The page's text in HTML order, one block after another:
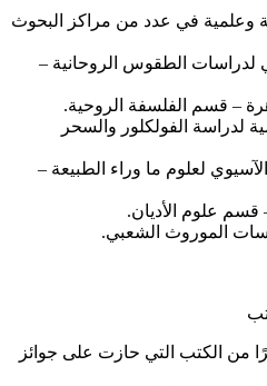
وعلمية في عدد من مراكز البحوث
الطقوس الروحانية –
– قسم الفلسفة الروحية.
لدراسة الفولكلور والسحر
لعلوم ما وراء الطبيعة –
قسم علوم الأديان.
الموروث الشعبي.
من الكتب التي حازت على جوائز